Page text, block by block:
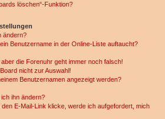
löschen“-Funktion?
ändern?
Benutzername in der Online-Liste auftaucht?
die Forenuhr geht immer noch falsch!
nicht zur Auswahl!
Benutzernamen angezeigt werden?
ihn ändern?
E-Mail-Link klicke, werde ich aufgefordert, mich